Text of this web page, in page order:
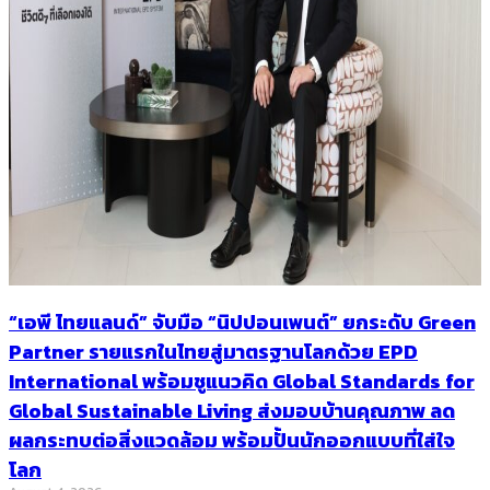
“เอพี ไทยแลนด์” จับมือ “นิปปอนเพนต์” ยกระดับ Green
Partner รายแรกในไทยสู่มาตรฐานโลกด้วย EPD
International พร้อมชูแนวคิด Global Standards for
Global Sustainable Living ส่งมอบบ้านคุณภาพ ลด
ผลกระทบต่อสิ่งแวดล้อม พร้อมปั้นนักออกแบบที่ใส่ใจ
โลก